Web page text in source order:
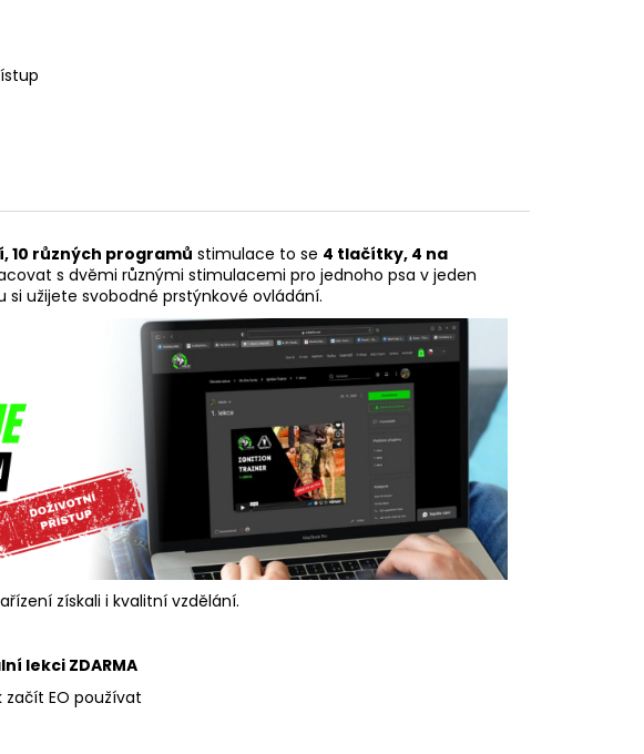
10 různých programů stimulace to se 4 tlačítky, 4 na
s dvěmi různými stimulacemi pro jednoho psa v jeden
si užijete svobodné prstýnkové ovládání.
získali i kvalitní vzdělání.
lekci ZDARMA
EO používat